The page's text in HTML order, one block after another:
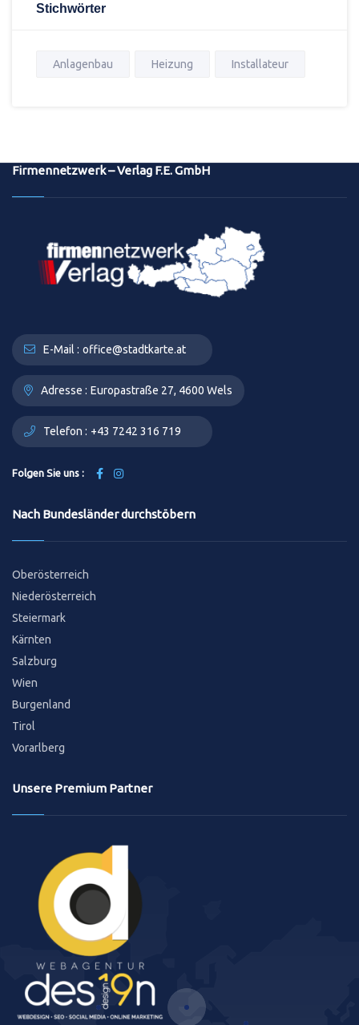
Stichwörter
Anlagenbau Heizung Installateur
Firmennetzwerk – Verlag F.E. GmbH
E-Mail : office@stadtkarte.at
Adresse : Europastraße 27, 4600 Wels
Telefon : +43 7242 316 719
Folgen Sie uns :
Nach Bundesländer durchstöbern
Oberösterreich
Niederösterreich
Steiermark
Kärnten
Salzburg
Wien
Burgenland
Tirol
Vorarlberg
Unsere Premium Partner